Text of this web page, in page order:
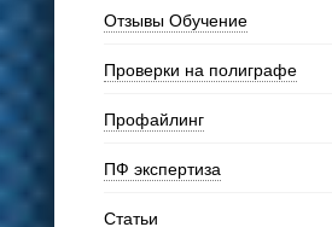
Отзывы Обучение
Проверки на полиграфе
Профайлинг
ПФ экспертиза
Статьи